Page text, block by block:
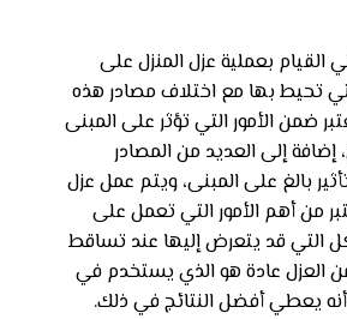
القيام بعملية عزل المنزل على
تحيط بها مع اختلاف مصادر هذه
ضمن الأمور التي تؤثر على المبنى
إلى العديد من المصادر
بالغ على المبنى، ويتم عمل عزل
من أهم الأمور التي تعمل على
التي قد يتعرض إليها عند تساقط
من العزل عادة هو الذي يستخدم في
أنه يعطي أفضل النتائج في ذلك.